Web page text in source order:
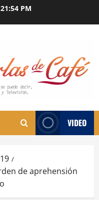
PM
VIDEO
19
de aprehensión